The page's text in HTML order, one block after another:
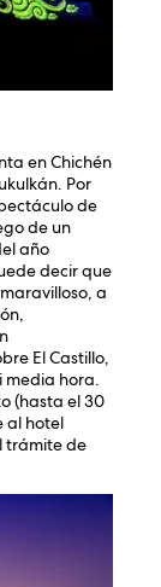
en Chichén
Por
de
de un
año
decir que
a
El Castillo,
media hora.
(hasta el 30
al hotel
trámite de